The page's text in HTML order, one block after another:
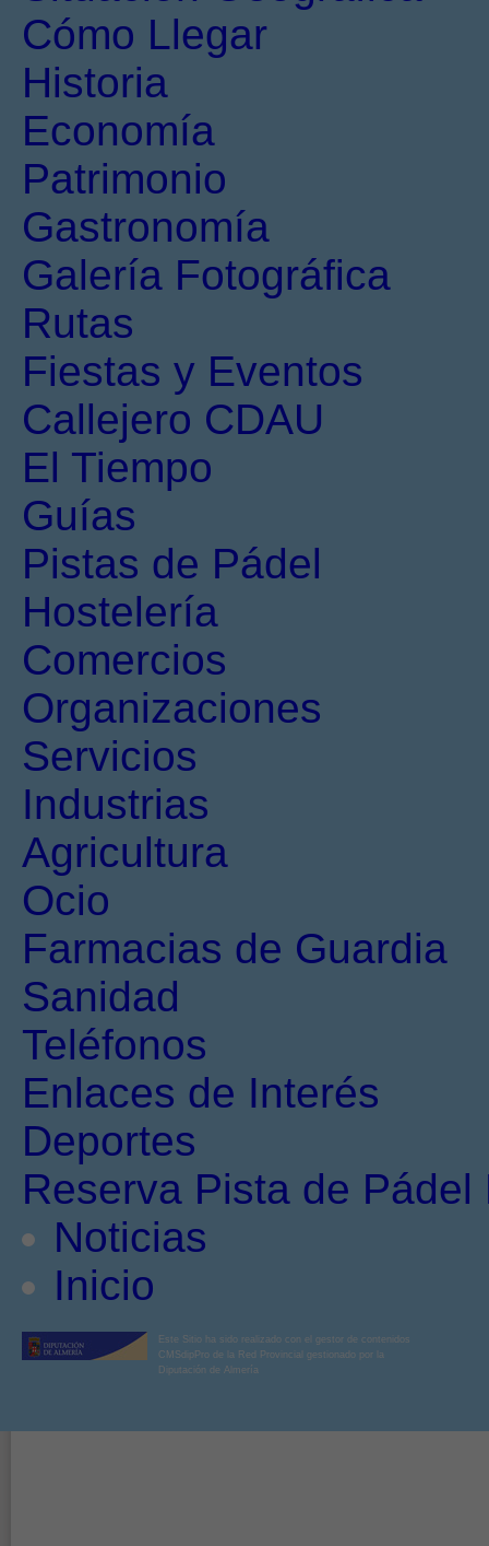
Cómo Llegar
Historia
Economía
Patrimonio
Gastronomía
Galería Fotográfica
Rutas
Fiestas y Eventos
Callejero CDAU
El Tiempo
Guías
Pistas de Pádel
Hostelería
Comercios
Organizaciones
Servicios
Industrias
Agricultura
Ocio
Farmacias de Guardia
Sanidad
Teléfonos
Enlaces de Interés
Deportes
Reserva Pista de Pádel
Noticias
Inicio
Este Sitio ha sido realizado con el gestor de contenidos
CMSdipPro de la Red Provincial gestionado por la
Diputación de Almería